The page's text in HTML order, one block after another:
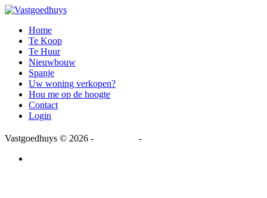
Home
Te Koop
Te Huur
Nieuwbouw
Spanje
Uw woning verkopen?
Hou me op de hoogte
Contact
Login
Vastgoedhuys © 2026 - -